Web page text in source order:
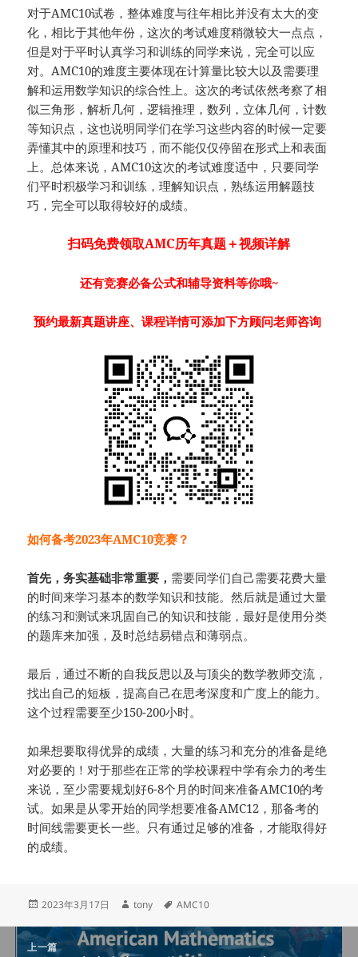
对于AMC10试卷，整体难度与往年相比并没有太大的变
化，相比于其他年份，这次的考试难度稍微较大一点点，
但是对于平时认真学习和训练的同学来说，完全可以应
对。AMC10的难度主要体现在计算量比较大以及需要理
解和运用数学知识的综合性上。这次的考试依然考察了相
似三角形，解析几何，逻辑推理，数列，立体几何，计数
等知识点，这也说明同学们在学习这些内容的时候一定要
弄懂其中的原理和技巧，而不能仅仅停留在形式上和表面
上。总体来说，AMC10这次的考试难度适中，只要同学
们平时积极学习和训练，理解知识点，熟练运用解题技
巧，完全可以取得较好的成绩。
扫码免费领取AMC历年真题＋视频详解
还有竞赛必备公式和辅导资料等你哦~
预约最新真题讲座、课程详情可添加下方顾问老师咨询
如何备考2023年AMC10竞赛？
首先，务实基础非常重要， 需要同学们自己需要花费大量
的时间来学习基本的数学知识和技能。然后就是通过大量
的练习和测试来巩固自己的知识和技能，最好是使用分类
的题库来加强，及时总结易错点和薄弱点。
最后，通过不断的自我反思以及与顶尖的数学教师交流，
找出自己的短板，提高自己在思考深度和广度上的能力。
这个过程需要至少150-200小时。
如果想要取得优异的成绩，大量的练习和充分的准备是绝
对必要的！对于那些在正常的学校课程中学有余力的考生
来说，至少需要规划好6-8个月的时间来准备AMC10的考
试。如果是从零开始的同学想要准备AMC12，那备考的
时间线需要更长一些。只有通过足够的准备，才能取得好
的成绩。
发
于
2023年3月17日
作
tony
标
AMC10
上一篇